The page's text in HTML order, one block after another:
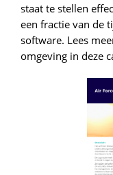
staat te stellen
een fractie van de
software. Lees
omgeving in deze